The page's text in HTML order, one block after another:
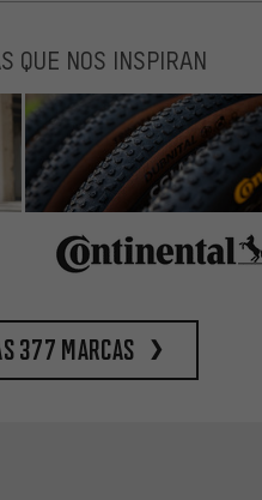
QUE NOS INSPIRAN
377 marcas